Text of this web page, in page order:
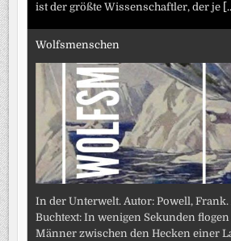
ist der größte Wissenschaftler, der je
Wolfsmenschen
In der Unterwelt. Autor: Powell, Frank.
Buchtext: In wenigen Sekunden
Männer zwischen den Hecken einer